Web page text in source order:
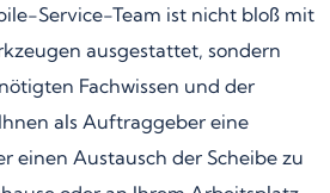
Service-Team ist nicht bloß mit
ausgestattet, sondern
Fachwissen und der
als Auftraggeber eine
einen Austausch der Scheibe zu